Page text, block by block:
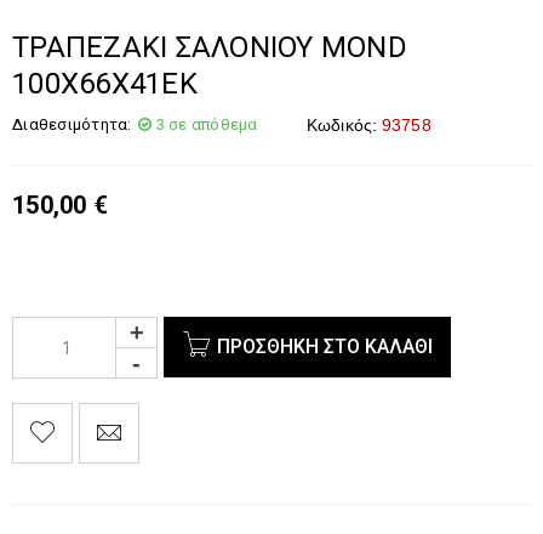
ΤΡΑΠΕΖΑΚΙ ΣΑΛΟΝΙΟΥ MOND
100Χ66Χ41ΕΚ
Διαθεσιμότητα: 3 σε απόθεμα Κωδικός: 93758
150,00 €
ΠΡΟΣΘΉΚΗ ΣΤΟ ΚΑΛΆΘΙ